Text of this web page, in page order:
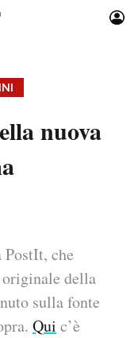
nuova
PostIt, che
della
sulla fonte
Qui c’è